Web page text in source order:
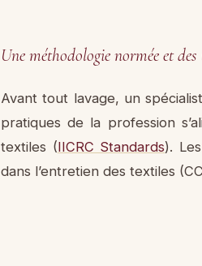
Une méthodologie normée et des
Avant tout lavage, un
pratiques de la profession
textiles (IICRC Standards).
dans l’entretien des textiles